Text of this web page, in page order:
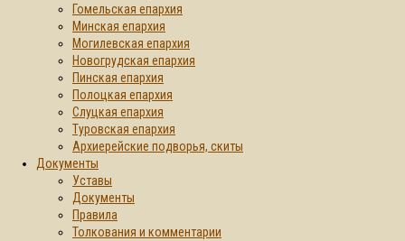
Гомельская епархия
Минская епархия
Могилевская епархия
Новогрудская епархия
Пинская епархия
Полоцкая епархия
Слуцкая епархия
Туровская епархия
Архиерейские подворья, скиты
Документы
Уставы
Документы
Правила
Толкования и комментарии